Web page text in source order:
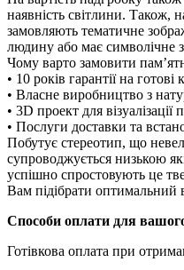
наявність світлини. Також,
замовляють тематичне
людину або має символічне
Чому варто замовити
• 10 років гарантії на готові
• Власне виробництво з
• 3D проект для візуалізації
• Послуги доставки та
Побутує стереотип, що
супроводжується низькою
успішно спростовують це
Вам підібрати оптимальний
Способи оплати для
Готівкова оплата при